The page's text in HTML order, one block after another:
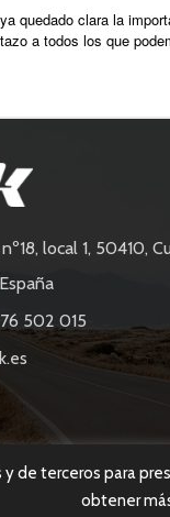
quedado clara la
a todos los que
local 1, 50410,
502 015
de terceros para
obtener